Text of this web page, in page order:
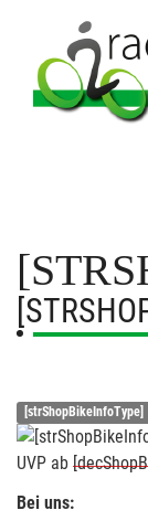
[strShopBikeInfoType]
UVP ab
Bei uns: